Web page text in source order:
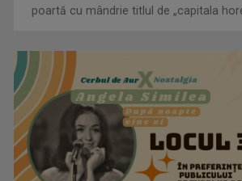
poartă cu mândrie titlul de „capitala